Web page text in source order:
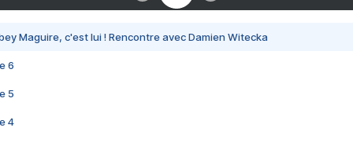
Maguire, c'est lui ! Rencontre avec Damien Witecka
6
5
4